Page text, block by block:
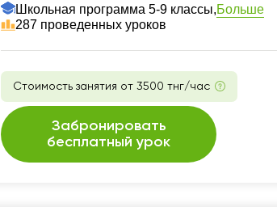
Школьная программа 5-9 классы,Больше
287 проведенных уроков
Стоимость занятия от 3500 тнг/час
Забронировать
бесплатный урок